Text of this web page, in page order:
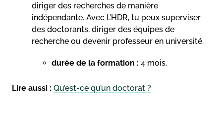
diriger des recherches de manière
indépendante. Avec L’HDR, tu peux superviser
des doctorants, diriger des équipes de
recherche ou devenir professeur en université.
durée de la formation : 4 mois.
Lire aussi : Qu’est-ce qu’un doctorat ?